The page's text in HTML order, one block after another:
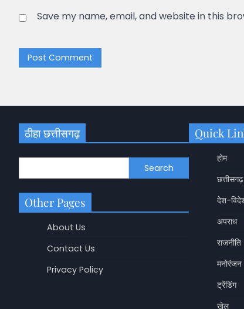
Save my name, email, and website in this
ठीहा छत्तीसगढ़
Search
Other Pages
About Us
Contact Us
Privacy Policy
Quick
होम
छत्तीसगढ़
देश-
अपराध
राजनीति
मनोरंजन
ट्रेंडिंग
खेल
फिर की चोरी,